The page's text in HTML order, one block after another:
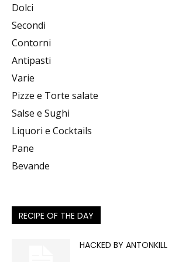
Dolci
Secondi
Contorni
Antipasti
Varie
Pizze e Torte salate
Salse e Sughi
Liquori e Cocktails
Pane
Bevande
RECIPE OF THE DAY
HACKED BY ANTONKILL